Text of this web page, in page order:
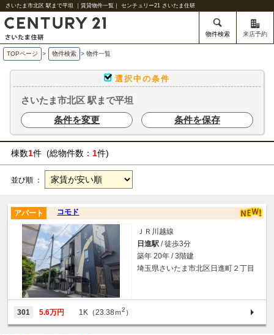
さいたま市北区 駅まで平坦 ｜賃貸物件一覧｜ センチュリー21 さいたま住研
物件検索 来店予約
TOPページ > 物件検索 > 物件一覧
選択中の条件
さいたま市北区 駅まで平坦
条件を変更
条件を保存
棟数1件 (総物件数： 1件)
並び順 ：
コモド
アパート
ＪＲ川越線
日進駅 / 徒歩3分
築年 20年 / 3階建
埼玉県さいたま市北区日進町２丁目
301 5.6万円 1K（23.38ｍ2 ）